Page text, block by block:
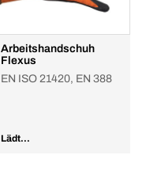
Arbeitshandschuh
Flexus
EN ISO 21420, EN 388
Lädt...